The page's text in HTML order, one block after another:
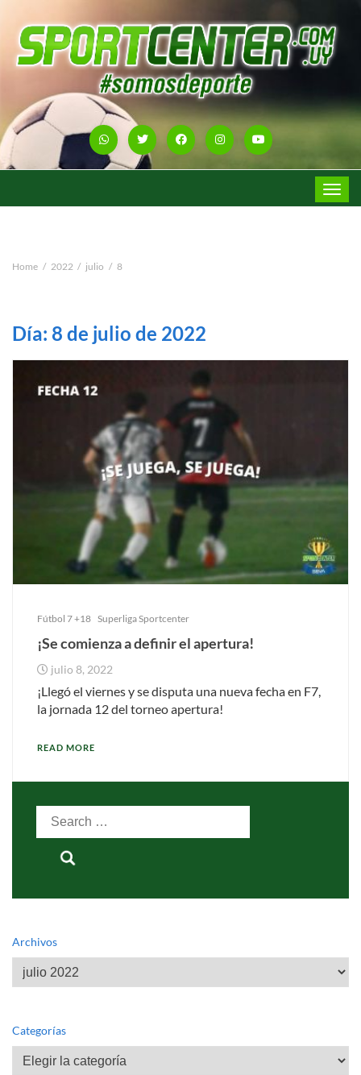
Toggle
Home 2022 julio 8
Día: 8 de julio de 2022
Fútbol 7 +18 Superliga Sportcenter
¡Se comienza a definir el apertura!
julio 8, 2022
¡Llegó el viernes y se disputa una nueva fecha en F7,
la jornada 12 del torneo apertura!
READ MORE
Search
for:
Archivos
Archivos
Categorías
Categorías